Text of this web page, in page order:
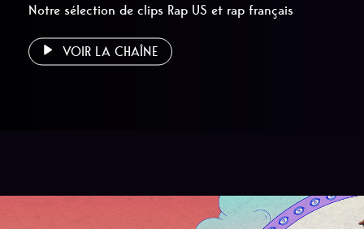
Notre sélection de clips Rap US et rap français
VOIR LA CHAÎNE